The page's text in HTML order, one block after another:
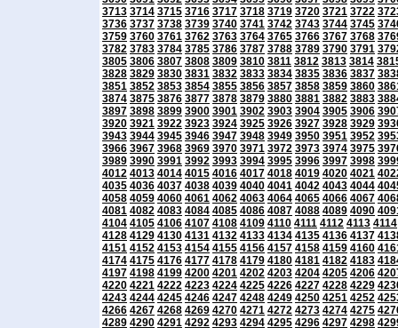
3713 3714 3715 3716 3717 3718 3719 3720 3721 3722
3736 3737 3738 3739 3740 3741 3742 3743 3744 3745
3759 3760 3761 3762 3763 3764 3765 3766 3767 3768
3782 3783 3784 3785 3786 3787 3788 3789 3790 3791
3805 3806 3807 3808 3809 3810 3811 3812 3813 3814
3828 3829 3830 3831 3832 3833 3834 3835 3836 3837
3851 3852 3853 3854 3855 3856 3857 3858 3859 3860
3874 3875 3876 3877 3878 3879 3880 3881 3882 3883
3897 3898 3899 3900 3901 3902 3903 3904 3905 3906
3920 3921 3922 3923 3924 3925 3926 3927 3928 3929
3943 3944 3945 3946 3947 3948 3949 3950 3951 3952
3966 3967 3968 3969 3970 3971 3972 3973 3974 3975
3989 3990 3991 3992 3993 3994 3995 3996 3997 3998
4012 4013 4014 4015 4016 4017 4018 4019 4020 4021
4035 4036 4037 4038 4039 4040 4041 4042 4043 4044
4058 4059 4060 4061 4062 4063 4064 4065 4066 4067
4081 4082 4083 4084 4085 4086 4087 4088 4089 4090
4104 4105 4106 4107 4108 4109 4110 4111 4112 4113 4114
4128 4129 4130 4131 4132 4133 4134 4135 4136 4137
4151 4152 4153 4154 4155 4156 4157 4158 4159 4160
4174 4175 4176 4177 4178 4179 4180 4181 4182 4183
4197 4198 4199 4200 4201 4202 4203 4204 4205 4206
4220 4221 4222 4223 4224 4225 4226 4227 4228 4229
4243 4244 4245 4246 4247 4248 4249 4250 4251 4252
4266 4267 4268 4269 4270 4271 4272 4273 4274 4275
4289 4290 4291 4292 4293 4294 4295 4296 4297 4298